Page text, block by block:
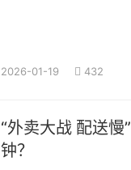
2026-01-19 432
“外卖大战 配送
钟？